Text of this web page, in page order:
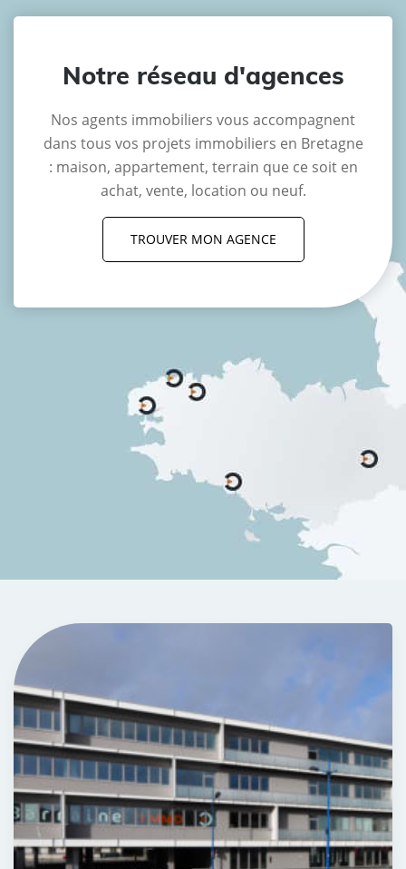
Notre réseau d'agences
Nos agents immobiliers vous accompagnent
dans tous vos projets immobiliers en Bretagne
: maison, appartement, terrain que ce soit en
achat, vente, location ou neuf.
TROUVER MON AGENCE